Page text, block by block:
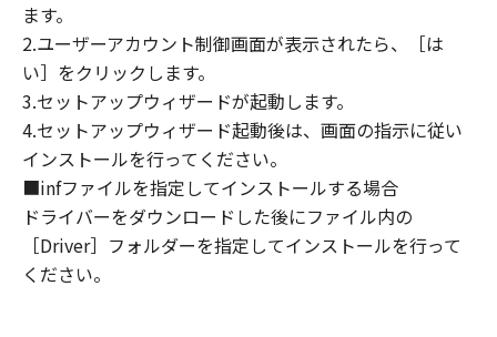
CONCERNING THE SOFTWARE OR ITS USE.
8. TERM
This Agreement is effective upon your
acceptance hereof by clicking the button
indicating your acceptance as stated below or
installing the SOFTWARE and remains in
effect until terminated. You may terminate
this Agreement by destroying the SOFTWARE
including any and all copies thereof.
This Agreement shall also terminate if you fail
ます。
2.ユーザーアカウント制御画面が表示されたら、［は
い］をクリックします。
3.セットアップウィザードが起動します。
4.セットアップウィザード起動後は、画面の指示に従い
インストールを行ってください。
■infファイルを指定してインストールする場合
ドライバーをダウンロードした後にファイル内の
［Driver］フォルダーを指定してインストールを行って
ください。